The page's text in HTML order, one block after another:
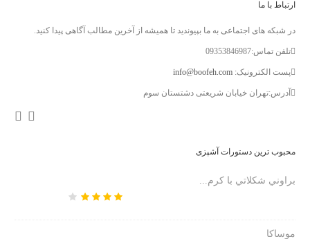
ارتباط با ما
در شبکه های اجتماعی به ما بپیوندید تا همیشه از آخرین مطالب آگاهی پیدا کنید.
تلفن تماس:09353846987
پست الکترونیک:info@boofeh.com
آدرس:تهران خیابان شریعتی دشتستان سوم
محبوب ترین دستورات آشپزی
براوني شكلاتي با كرم...
موساکا